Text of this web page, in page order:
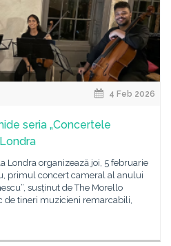
4 Feb 2026
seria „Concertele
Londra organizează joi, 5 februarie
primul concert cameral al anului
susținut de The Morello
de tineri muzicieni remarcabili,